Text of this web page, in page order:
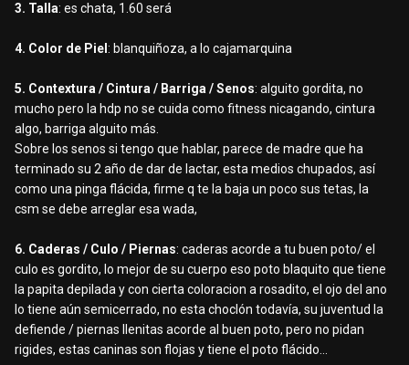
3. Talla: es chata, 1.60 será
4. Color de Piel : blanquiñoza, a lo cajamarquina
5. Contextura / Cintura / Barriga / Senos: alguito gordita, no
mucho pero la hdp no se cuida como fitness nicagando, cintura
algo, barriga alguito más.
Sobre los senos si tengo que hablar, parece de madre que ha
terminado su 2 año de dar de lactar, esta medios chupados, así
como una pinga flácida, firme q te la baja un poco sus tetas, la
csm se debe arreglar esa wada,
6. Caderas / Culo / Piernas: caderas acorde a tu buen poto/ el
culo es gordito, lo mejor de su cuerpo eso poto blaquito que tiene
la papita depilada y con cierta coloracion a rosadito, el ojo del ano
lo tiene aún semicerrado, no esta choclón todavía, su juventud la
defiende / piernas llenitas acorde al buen poto, pero no pidan
rigides, estas caninas son flojas y tiene el poto flácido...